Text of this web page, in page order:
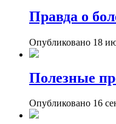
Правда о
Опубликовано 18
Полезные
Опубликовано 16